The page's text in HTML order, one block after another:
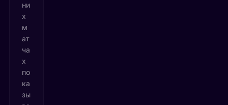
ни
х
м
ат
ча
х
по
ка
зы